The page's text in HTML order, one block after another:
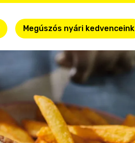
Megúszós nyári kedvenceink